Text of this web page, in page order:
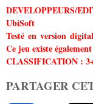
DEVELOPPEURS/
UbiSoft
Testé en version
Ce jeu existe
CLASSIFICATION :
PARTAGER